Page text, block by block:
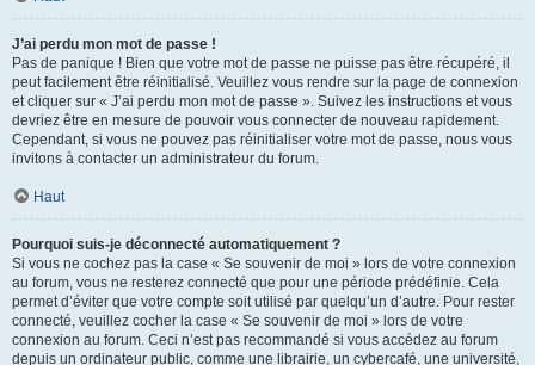
J’ai perdu mon mot de passe !
Pas de panique ! Bien que votre mot de passe ne puisse pas être récupéré, il
peut facilement être réinitialisé. Veuillez vous rendre sur la page de connexion
et cliquer sur « J’ai perdu mon mot de passe ». Suivez les instructions et vous
devriez être en mesure de pouvoir vous connecter de nouveau rapidement.
Cependant, si vous ne pouvez pas réinitialiser votre mot de passe, nous vous
invitons à contacter un administrateur du forum.
Haut
Pourquoi suis-je déconnecté automatiquement ?
Si vous ne cochez pas la case « Se souvenir de moi » lors de votre connexion
au forum, vous ne resterez connecté que pour une période prédéfinie. Cela
permet d’éviter que votre compte soit utilisé par quelqu’un d’autre. Pour rester
connecté, veuillez cocher la case « Se souvenir de moi » lors de votre
connexion au forum. Ceci n’est pas recommandé si vous accédez au forum
depuis un ordinateur public, comme une librairie, un cybercafé, une université,